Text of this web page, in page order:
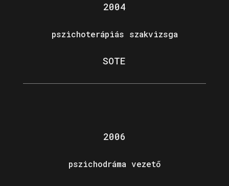
2004
pszichoterápiás szakvizsga
SOTE
2006
pszichodráma vezető